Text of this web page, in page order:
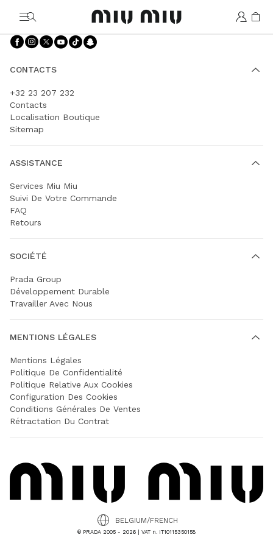
MiuMiu logo
Suivez-nous facebook
Suivez-nous instagram
Suivez-nous twitter
Suivez-nous youtube
Suivez-nous tiktok
CONTACTS
+32 23 207 232
Contacts
Localisation Boutique
Sitemap
ASSISTANCE
Services Miu Miu
Suivi De Votre Commande
FAQ
Retours
SOCIÉTÉ
Prada Group
Développement Durable
Travailler Avec Nous
MENTIONS LÉGALES
Mentions Légales
Politique De Confidentialité
Politique Relative Aux Cookies
Configuration Des Cookies
Conditions Générales De Ventes
Rétractation Du Contrat
© PRADA 2005 - 2026 | VAT n. IT10115350158
BELGIUM/FRENCH